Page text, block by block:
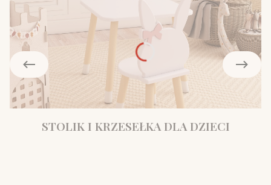
STOLIK I KRZESEŁKA DLA DZIECI